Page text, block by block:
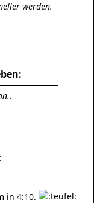
werden.
in 4:10.